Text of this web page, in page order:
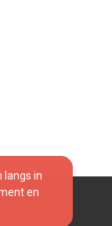
langs in
en